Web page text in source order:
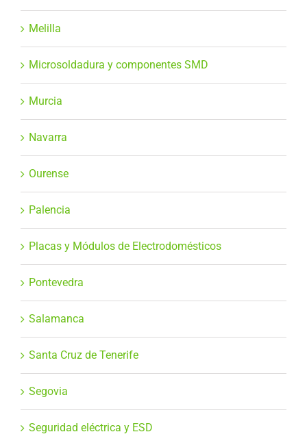
Melilla
Microsoldadura y componentes SMD
Murcia
Navarra
Ourense
Palencia
Placas y Módulos de Electrodomésticos
Pontevedra
Salamanca
Santa Cruz de Tenerife
Segovia
Seguridad eléctrica y ESD